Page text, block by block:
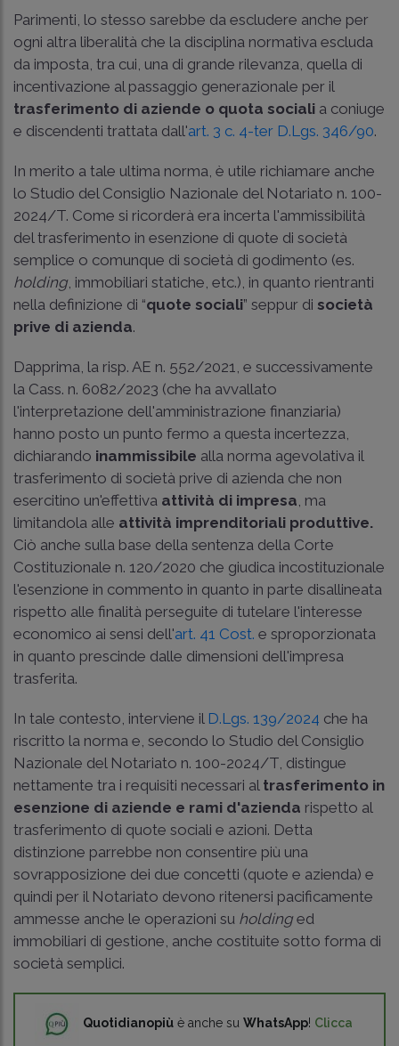
Parimenti, lo stesso sarebbe da escludere anche per
ogni altra liberalità che la disciplina normativa escluda
da imposta, tra cui, una di grande rilevanza, quella di
incentivazione al passaggio generazionale per il
trasferimento di aziende o quota sociali a coniuge
e discendenti trattata dall'art. 3 c. 4-ter D.Lgs. 346/90.
In merito a tale ultima norma, è utile richiamare anche
lo Studio del Consiglio Nazionale del Notariato n. 100-
2024/T. Come si ricorderà era incerta l'ammissibilità
del trasferimento in esenzione di quote di società
semplice o comunque di società di godimento (es.
holding, immobiliari statiche, etc.), in quanto rientranti
nella definizione di “quote sociali” seppur di società
prive di azienda.
Dapprima, la risp. AE n. 552/2021, e successivamente
la Cass. n. 6082/2023 (che ha avvallato
l'interpretazione dell'amministrazione finanziaria)
hanno posto un punto fermo a questa incertezza,
dichiarando inammissibile alla norma agevolativa il
trasferimento di società prive di azienda che non
esercitino un'effettiva attività di impresa, ma
limitandola alle attività imprenditoriali produttive.
Ciò anche sulla base della sentenza della Corte
Costituzionale n. 120/2020 che giudica incostituzionale
l'esenzione in commento in quanto in parte disallineata
rispetto alle finalità perseguite di tutelare l'interesse
economico ai sensi dell'art. 41 Cost. e sproporzionata
in quanto prescinde dalle dimensioni dell'impresa
trasferita.
In tale contesto, interviene il D.Lgs. 139/2024 che ha
riscritto la norma e, secondo lo Studio del Consiglio
Nazionale del Notariato n. 100-2024/T, distingue
nettamente tra i requisiti necessari al trasferimento in
esenzione di aziende e rami d'azienda rispetto al
trasferimento di quote sociali e azioni. Detta
distinzione parrebbe non consentire più una
sovrapposizione dei due concetti (quote e azienda) e
quindi per il Notariato devono ritenersi pacificamente
ammesse anche le operazioni su holdinged
immobiliari di gestione, anche costituite sotto forma di
società semplici.
Quotidianopiù è anche su WhatsApp! Clicca